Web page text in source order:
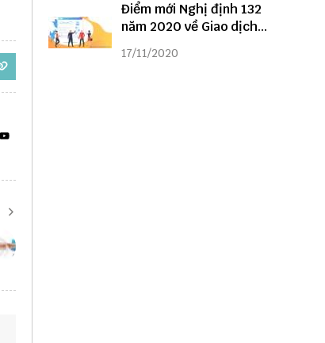
Điểm mới Nghị định 132
năm 2020 về Giao dịch
liên kết
17/11/2020